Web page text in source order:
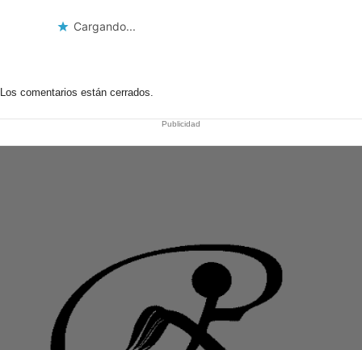
Cargando...
Los comentarios están cerrados.
Publicidad